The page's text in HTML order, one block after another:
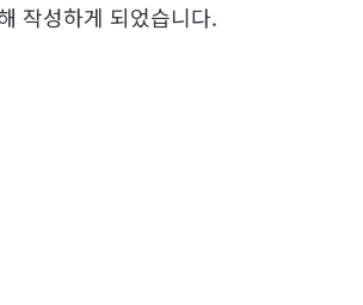
작성하게 되었습니다.